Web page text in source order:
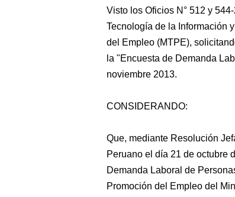
Visto los Oficios N° 512 y
Tecnología de la Información
del Empleo (MTPE),
la "Encuesta de Demanda
noviembre 2013.
CONSIDERANDO:
Que, mediante Resolución
Peruano el día 21 de octubre
Demanda Laboral de
Promoción del Empleo del